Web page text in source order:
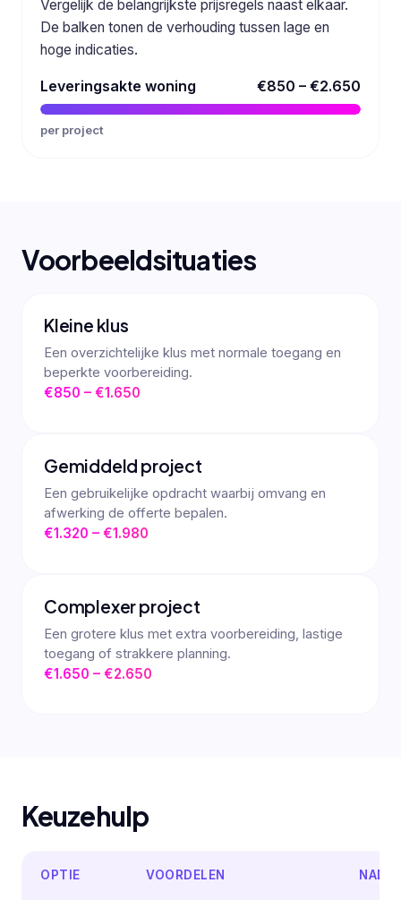
Vergelijk de belangrijkste prijsregels naast elkaar.
De balken tonen de verhouding tussen lage en
hoge indicaties.
Leveringsakte woning €850 – €2.650
per project
Voorbeeldsituaties
Kleine klus
Een overzichtelijke klus met normale toegang en
beperkte voorbereiding.
€850 – €1.650
Gemiddeld project
Een gebruikelijke opdracht waarbij omvang en
afwerking de offerte bepalen.
€1.320 – €1.980
Complexer project
Een grotere klus met extra voorbereiding, lastige
toegang of strakkere planning.
€1.650 – €2.650
Keuzehulp
OPTIE VOORDELEN